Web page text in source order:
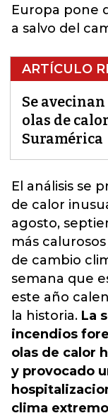
Europa pone
a salvo del
ARTÍCULO
Se
olas de
Suramérica
El análisis se
de calor
agosto,
más
de cambio
semana que
este año
la historia. La
incendios
olas de calor
y provocado
clima